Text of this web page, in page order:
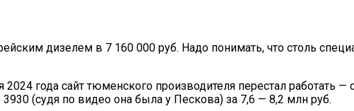
дизелем в 7 160 000 руб. Надо понимать, что столь
года сайт тюменского производителя перестал работать —
(судя по видео она была у Пескова) за 7,6 — 8,2 млн руб.